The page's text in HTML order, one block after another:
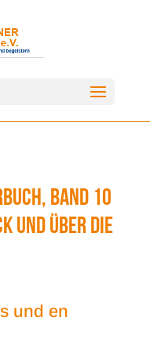
BAND 10
UND ÜBER DIE
und en